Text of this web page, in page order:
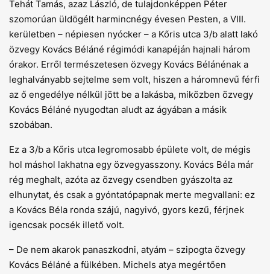
Tehát Tamás, azaz László, de tulajdonképpen Péter
szomorúan üldögélt harmincnégy évesen Pesten, a VIII.
kerületben – népiesen nyócker – a Kőris utca 3/b alatt lakó
özvegy Kovács Béláné régimódi kanapéján hajnali három
órakor. Erről természetesen özvegy Kovács Bélánénak a
leghalványabb sejtelme sem volt, hiszen a háromnevű férfi
az ő engedélye nélkül jött be a lakásba, miközben özvegy
Kovács Béláné nyugodtan aludt az ágyában a másik
szobában.
Ez a 3/b a Kőris utca legromosabb épülete volt, de mégis
hol máshol lakhatna egy özvegyasszony. Kovács Béla már
rég meghalt, azóta az özvegy csendben gyászolta az
elhunytat, és csak a gyóntatópapnak merte megvallani: ez
a Kovács Béla ronda szájú, nagyivó, gyors kezű, férjnek
igencsak pocsék illető volt.
– De nem akarok panaszkodni, atyám – szipogta özvegy
Kovács Béláné a fülkében. Michels atya megértően